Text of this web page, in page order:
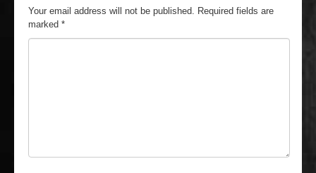
Your email address will not be published. Required fields are
marked *